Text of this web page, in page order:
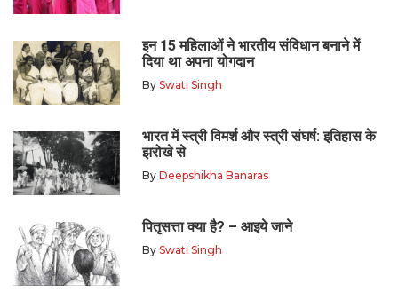
इन 15 महिलाओं ने भारतीय संविधान बनाने में
दिया था अपना योगदान
By Swati Singh
भारत में स्त्री विमर्श और स्त्री संघर्ष: इतिहास के
झरोखे से
By Deepshikha Banaras
पितृसत्ता क्या है? – आइये जाने
By Swati Singh